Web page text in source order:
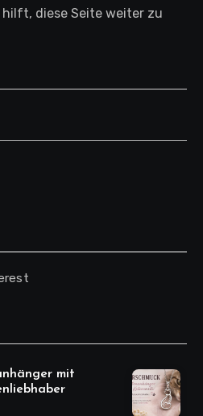
diese Seite weiter zu
mit